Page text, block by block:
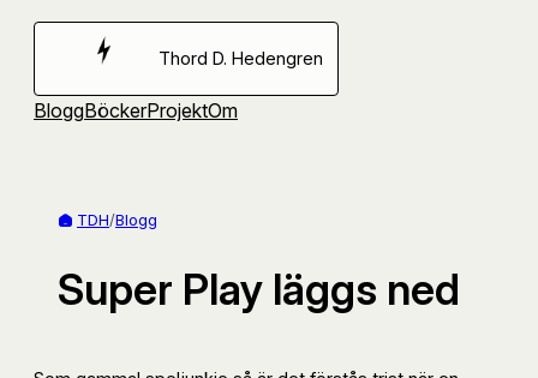
Hoppa
Thord D. Hedengren
BloggBöckerProjektOm
TDH/Blogg
Super Play läggs ned